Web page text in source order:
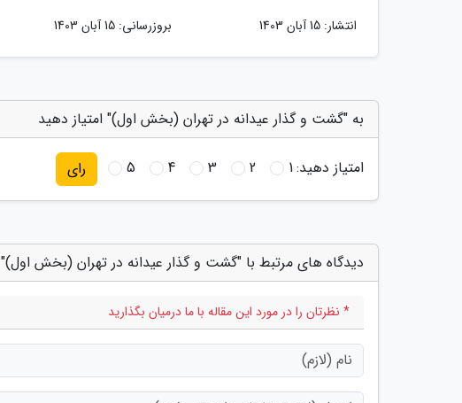
انتشار: 15 آبان 1403 بروزرسانی: 15 آبان 1403
به "گشت و گذار عیدانه در تهران (بخش اول)" امتیاز دهید
امتیاز دهید:1
2
3
4
5 رای
دیدگاه های مرتبط با "گشت و گذار عیدانه در تهران (بخش اول)"
* نظرتان را در مورد این مقاله با ما درمیان بگذارید